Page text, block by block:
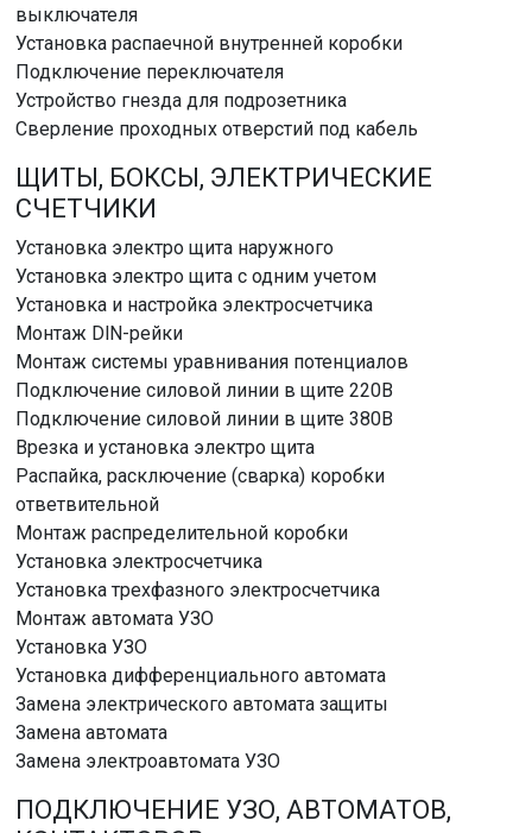
выключателя
Установка распаечной внутренней коробки
Подключение переключателя
Устройство гнезда для подрозетника
Сверление проходных отверстий под кабель
ЩИТЫ, БОКСЫ, ЭЛЕКТРИЧЕСКИЕ
СЧЕТЧИКИ
Установка электро щита наружного
Установка электро щита с одним учетом
Установка и настройка электросчетчика
Монтаж DlN-рейки
Монтаж системы уравнивания потенциалов
Подключение силовой линии в щите 220В
Подключение силовой линии в щите 380В
Врезка и установка электро щита
Распайка, расключение (сварка) коробки
ответвительной
Монтаж распределительной коробки
Установка электросчетчика
Установка трехфазного электросчетчика
Монтаж автомата УЗО
Установка УЗО
Установка дифференциального автомата
Замена электрического автомата защиты
Замена автомата
Замена электроавтомата УЗО
ПОДКЛЮЧЕНИЕ УЗО, АВТОМАТОВ,